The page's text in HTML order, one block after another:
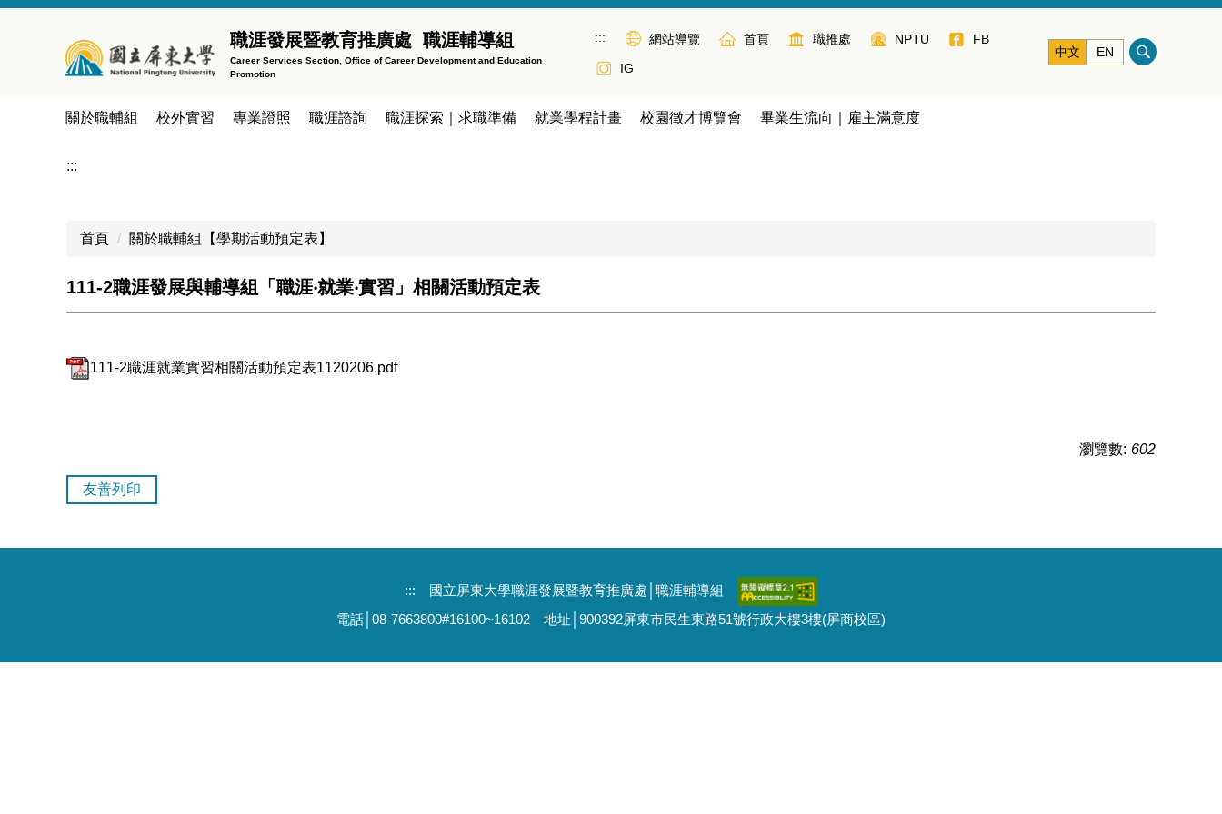
職涯發展暨教育推廣處 職涯輔導組
Career Services Section, Office of Career Development and Education
Promotion
::: 網站導覽 首頁 職推處 NPTU FB
IG
中文 EN
關於職輔組 校外實習 專業證照 職涯諮詢 職涯探索｜求職準備 就業學程計畫 校園徵才博覽會 畢業生流向｜雇主滿意度
:::
首頁 關於職輔組【學期活動預定表】
111-2職涯發展與輔導組「職涯‧就業‧實習」相關活動預定表
111-2職涯就業實習相關活動預定表1120206.pdf
瀏覽數: 602
友善列印
::: 國立屏東大學職涯發展暨教育推廣處│職涯輔導組
電話│08-7663800#16100~16102 地址│900392屏東市民生東路51號行政大樓3樓(屏商校區)